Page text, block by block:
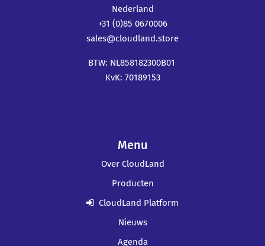
Nederland
+31 (0)85 0670006
sales@cloudland.store
BTW: NL858182300B01
KvK: 70189153
Menu
Over CloudLand
Producten
CloudLand Platform
Nieuws
Agenda